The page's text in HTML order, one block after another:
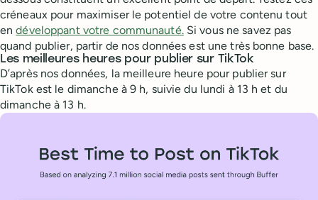
créneaux pour maximiser le potentiel de votre contenu tout
endéveloppant votre communauté.Si vous ne savez pas
quand publier, partir de nos données est une très bonne base.
Les meilleures heures pour publier sur TikTok
D’après nos données, la meilleure heure pour publier sur
TikTok est le dimanche à 9 h, suivie du lundi à 13 h et du
dimanche à 13 h.